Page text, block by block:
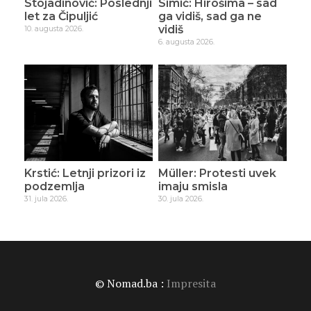
Stojadinović: Poslednji
let za Čipuljić
10. augusta 2026.
Simić: Hirošima – sad
ga vidiš, sad ga ne
vidiš
6. augusta 2026.
Krstić: Letnji prizori iz
podzemlja
31. jula 2026.
Müller: Protesti uvek
imaju smisla
30. jula 2026.
© Nomad.ba : Impresita